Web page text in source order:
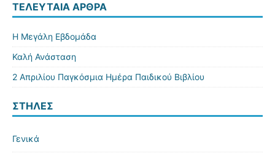
ΤΕΛΕΥΤΑΊΑ ΆΡΘΡΑ
Η Μεγάλη Εβδομάδα
Καλή Ανάσταση
2 Απριλίου Παγκόσμια Ημέρα Παιδικού Βιβλίου
ΣΤΉΛΕΣ
Γενικά